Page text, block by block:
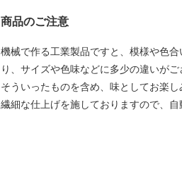
商品のご注意
機械で作る工業製品ですと、模様や色
り、サイズや色味などに多少の違いがご
そういったものを含め、味としてお楽し
繊細な仕上げを施しておりますので、